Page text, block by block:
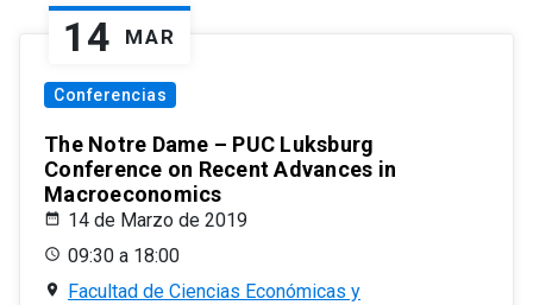
14 MAR
Conferencias
The Notre Dame – PUC Luksburg
Conference on Recent Advances in
Macroeconomics
14 de Marzo de 2019
09:30 a 18:00
Facultad de Ciencias Económicas y